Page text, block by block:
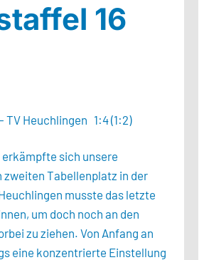
16
TV Heuchlingen 1:4 (1:2)
erkämpfte sich unsere
zweiten Tabellenplatz in der
musste das letzte
um doch noch an den
zu ziehen. Von Anfang an
eine konzentrierte Einstellung